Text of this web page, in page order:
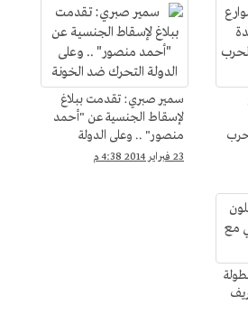
سمير صبري: تقدمت ببلاغ
لإسقاط الجنسية عن "أحمد
منصور" .. وعلى الدولة
التحرك ضد الخونة
23 فبراير 2014 4:38 م